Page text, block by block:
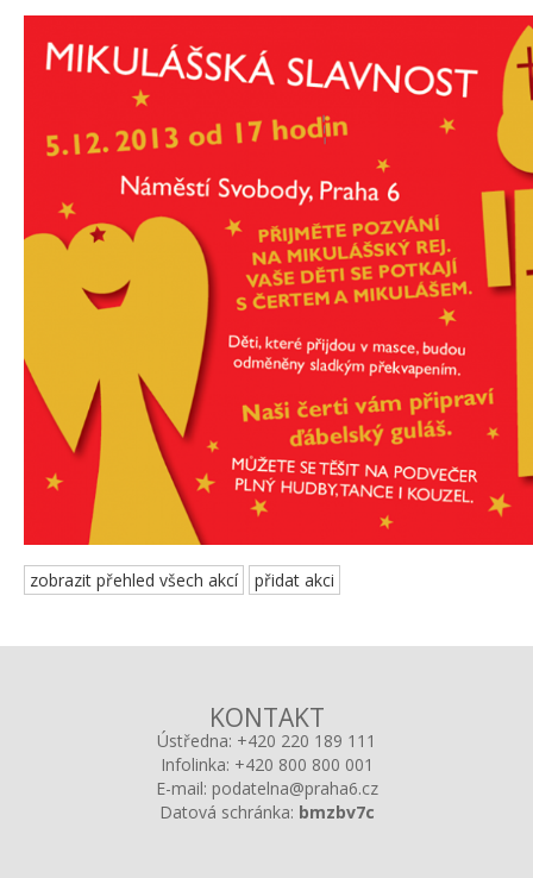
zobrazit přehled všech akcí přidat akci
KONTAKT
Ústředna: +420 220 189 111
Infolinka: +420 800 800 001
E-mail: podatelna@praha6.cz
Datová schránka: bmzbv7c